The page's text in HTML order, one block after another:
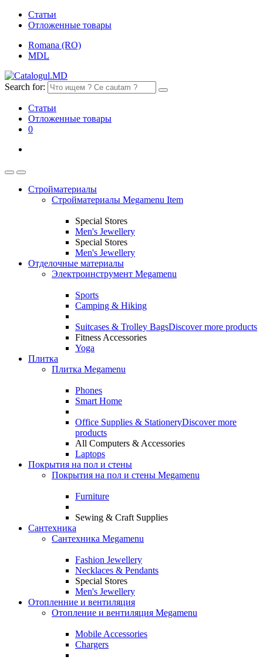
Статьи
Отложенные товары
Romana (RO)
MDL
Search for:
Статьи
Отложенные товары
0
Стройматериалы
Стройматериалы Megamenu Item
Special Stores
Men's Jewellery
Special Stores
Men's Jewellery
Отделочные материалы
Электроинструмент Megamenu
Sports
Camping & Hiking
Suitcases & Trolley BagsDiscover more products
Fitness Accessories
Yoga
Плитка
Плитка Megamenu
Phones
Smart Home
Office Supplies & StationeryDiscover more
products
All Computers & Accessories
Laptops
Покрытия на пол и стены
Покрытия на пол и стены Megamenu
Furniture
Sewing & Craft Supplies
Сантехника
Сантехника Megamenu
Fashion Jewellery
Necklaces & Pendants
Special Stores
Men's Jewellery
Отопленние и вентиляция
Отопление и вентиляция Megamenu
Mobile Accessories
Chargers